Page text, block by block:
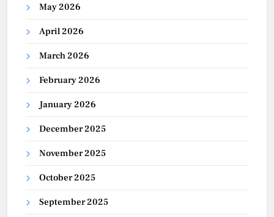
May 2026
April 2026
March 2026
February 2026
January 2026
December 2025
November 2025
October 2025
September 2025